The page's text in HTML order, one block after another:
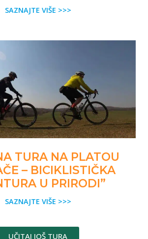
SAZNAJTE VIŠE >>>
TURA NA PLATOU
– BICIKLISTIČKA
U PRIRODI”
SAZNAJTE VIŠE >>>
UČITAJ JOŠ TURA